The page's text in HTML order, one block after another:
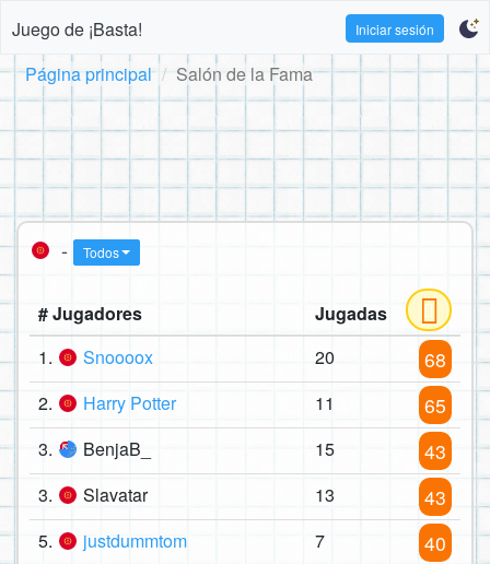
Juego de ¡Basta! Iniciar sesión
Página principal Salón de la Fama
- Todos
# Jugadores
Jugadas
1.
Snoooox 20 68
2. Harry Potter 11 65
3. BenjaB_ 15 43
3. Slavatar 13 43
5. justdummtom 7 40